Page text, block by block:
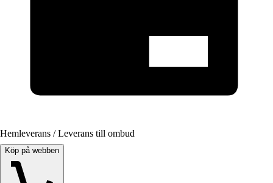
Hemleverans / Leverans till ombud
Köp på webben